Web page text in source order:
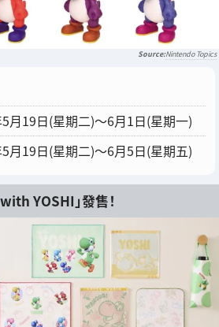
Nintendo Topics
月19日(星期二)〜6月1日(星期一)
月19日(星期二)〜6月5日(星期五)
YOSHI」發售！